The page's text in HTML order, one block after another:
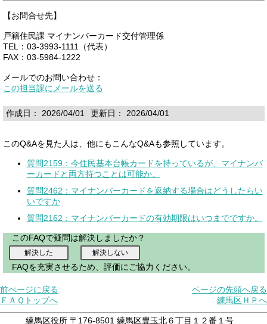
【お問合せ先】
戸籍住民課 マイナンバーカード交付管理係
TEL：03-3993-1111（代表）
FAX：03-5984-1222
メールでのお問い合わせ：
この担当課にメールを送る
作成日： 2026/04/01 更新日： 2026/04/01
このQ&Aを見た人は、他にもこんなQ&Aも参照しています。
質問2159：今住民基本台帳カードを持っているが、マイナンバ
ーカードと両方持つことは可能か。
質問2462：マイナンバーカードを返納する場合はどうしたらい
いですか
質問2162：マイナンバーカードの有効期限はいつまでですか。
このFAQで疑問は解決しましたか？
FAQを充実させるため、評価にご協力ください。
前ぺージに戻る
ページの先頭へ戻る
ＦＡＱトップへ
練馬区ＨＰへ
練馬区役所 〒176-8501 練馬区豊玉北６丁目１２番１号